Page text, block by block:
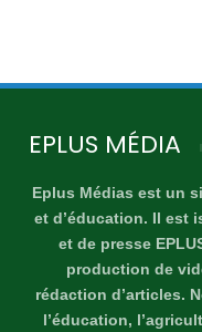
EPLUS MÉDIA
Eplus Médias est un
et d’éducation. Il est
et de presse
production de
rédaction d’articles.
l’éducation,